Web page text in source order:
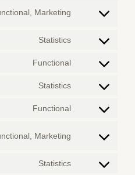
Marketing
Consent
service
Statistics
Consent
woocommerce
Functional
Consent
wordpress
Statistics
Consent
Functional
Consent
service
Marketing
Consent
service
Statistics
Consent